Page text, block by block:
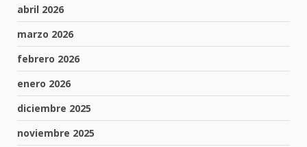
abril 2026
marzo 2026
febrero 2026
enero 2026
diciembre 2025
noviembre 2025